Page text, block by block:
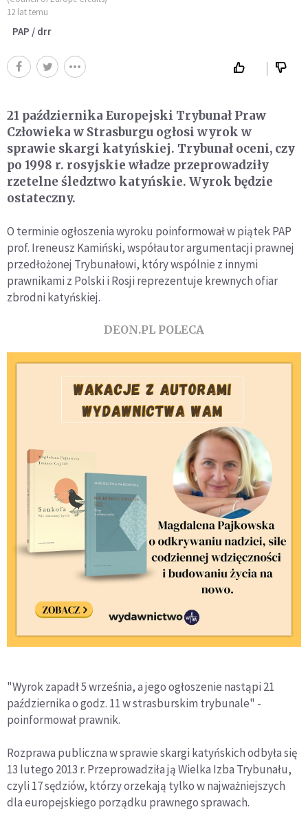
12 lat temu
PAP / drr
21 października Europejski Trybunał Praw
Człowieka w Strasburgu ogłosi wyrok w
sprawie skargi katyńskiej. Trybunał oceni, czy
po 1998 r. rosyjskie władze przeprowadziły
rzetelne śledztwo katyńskie. Wyrok będzie
ostateczny.
O terminie ogłoszenia wyroku poinformował w piątek PAP
prof. Ireneusz Kamiński, współautor argumentacji prawnej
przedłożonej Trybunałowi, który wspólnie z innymi
prawnikami z Polski i Rosji reprezentuje krewnych ofiar
zbrodni katyńskiej.
DEON.PL POLECA
"Wyrok zapadł 5 września, a jego ogłoszenie nastąpi 21
października o godz. 11 w strasburskim trybunale" -
poinformował prawnik.
Rozprawa publiczna w sprawie skargi katyńskich odbyła się
13 lutego 2013 r. Przeprowadziła ją Wielka Izba Trybunału,
czyli 17 sędziów, którzy orzekają tylko w najważniejszych
dla europejskiego porządku prawnego sprawach.